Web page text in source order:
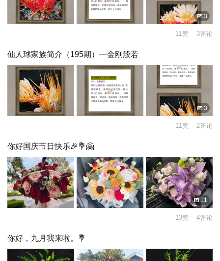
3
11赞 3评论
仙人球家族简介（195期）—金刚般若
3
11赞 2评论
你好国庆节日快乐🎉💐🤗
11
13赞 4评论
你好，九月我来啦。💐